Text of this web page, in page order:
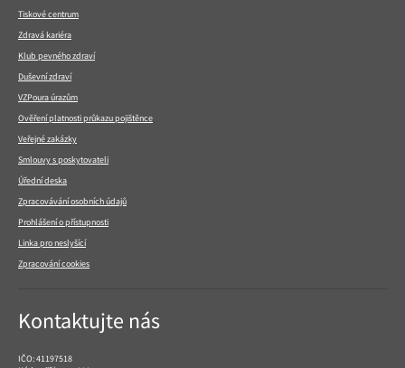
Tiskové centrum
Zdravá kariéra
Klub pevného zdraví
Duševní zdraví
VZPoura úrazům
Ověření platnosti průkazu pojištěnce
Veřejné zakázky
Smlouvy s poskytovateli
Úřední deska
Zpracovávání osobních údajů
Prohlášení o přístupnosti
Linka pro neslyšící
Zpracování cookies
Kontaktujte nás
IČO: 41197518